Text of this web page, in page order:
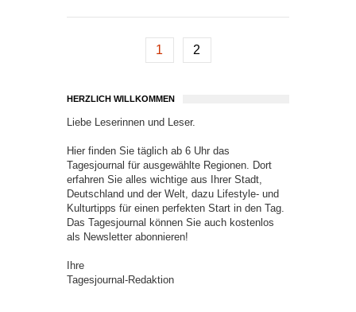
1 2
HERZLICH WILLKOMMEN
Liebe Leserinnen und Leser.
Hier finden Sie täglich ab 6 Uhr das
Tagesjournal für ausgewählte Regionen. Dort
erfahren Sie alles wichtige aus Ihrer Stadt,
Deutschland und der Welt, dazu Lifestyle- und
Kulturtipps für einen perfekten Start in den Tag.
Das Tagesjournal können Sie auch kostenlos
als Newsletter abonnieren!
Ihre
Tagesjournal-Redaktion